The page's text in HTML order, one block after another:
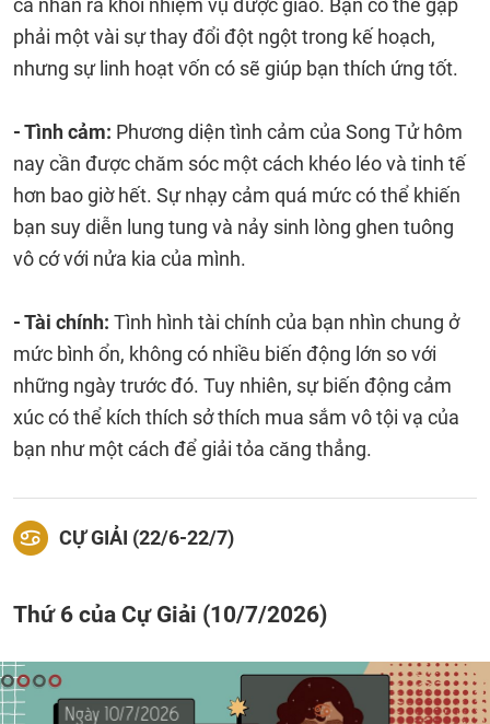
cá nhân ra khỏi nhiệm vụ được giao. Bạn có thể gặp
phải một vài sự thay đổi đột ngột trong kế hoạch,
nhưng sự linh hoạt vốn có sẽ giúp bạn thích ứng tốt.
- Tình cảm: Phương diện tình cảm của Song Tử hôm
nay cần được chăm sóc một cách khéo léo và tinh tế
hơn bao giờ hết. Sự nhạy cảm quá mức có thể khiến
bạn suy diễn lung tung và nảy sinh lòng ghen tuông
vô cớ với nửa kia của mình.
- Tài chính: Tình hình tài chính của bạn nhìn chung ở
mức bình ổn, không có nhiều biến động lớn so với
những ngày trước đó. Tuy nhiên, sự biến động cảm
xúc có thể kích thích sở thích mua sắm vô tội vạ của
bạn như một cách để giải tỏa căng thẳng.
CỰ GIẢI (22/6-22/7)
Thứ 6 của Cự Giải (10/7/2026)